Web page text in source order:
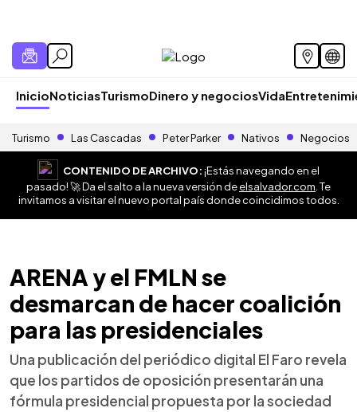
InicioNoticiasTurismoDinero y negociosVida
Turismo Las Cascadas Peter Parker Nativos Negocios
CONTENIDO DE ARCHIVO:¡Estás navegando en el
pasado! 🚀 Da el salto a la nueva versión deelsalvador.com . Te
invitamos a visitar el nuevo portal país donde coincidimos todos.
ARENA y el FMLN se
desmarcan de hacer coalición
para las presidenciales
Una publicación del periódico digital El Faro revela
que los partidos de oposición presentarán una
fórmula presidencial propuesta por la sociedad